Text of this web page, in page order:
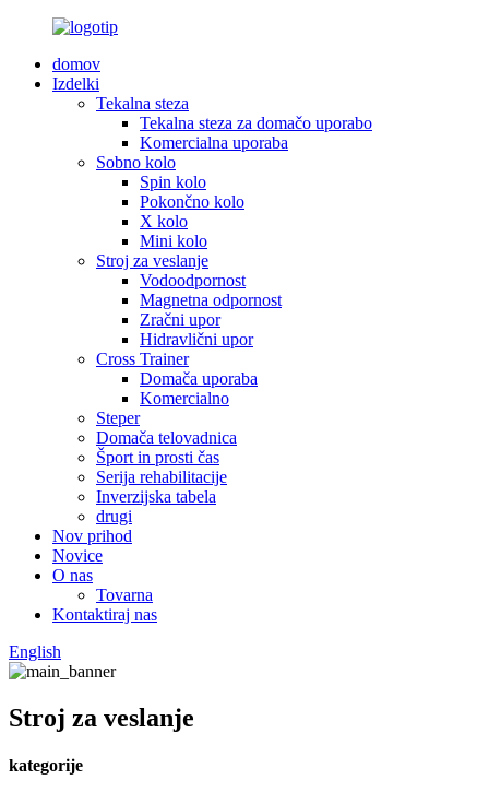
domov
Izdelki
Tekalna steza
Tekalna steza za domačo uporabo
Komercialna uporaba
Sobno kolo
Spin kolo
Pokončno kolo
X kolo
Mini kolo
Stroj za veslanje
Vodoodpornost
Magnetna odpornost
Zračni upor
Hidravlični upor
Cross Trainer
Domača uporaba
Komercialno
Steper
Domača telovadnica
Šport in prosti čas
Serija rehabilitacije
Inverzijska tabela
drugi
Nov prihod
Novice
O nas
Tovarna
Kontaktiraj nas
English
Stroj za veslanje
kategorije